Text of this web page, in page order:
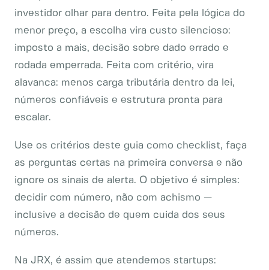
investidor olhar para dentro. Feita pela lógica do
menor preço, a escolha vira custo silencioso:
imposto a mais, decisão sobre dado errado e
rodada emperrada. Feita com critério, vira
alavanca: menos carga tributária dentro da lei,
números confiáveis e estrutura pronta para
escalar.
Use os critérios deste guia como checklist, faça
as perguntas certas na primeira conversa e não
ignore os sinais de alerta. O objetivo é simples:
decidir com número, não com achismo —
inclusive a decisão de quem cuida dos seus
números.
Na JRX, é assim que atendemos startups: